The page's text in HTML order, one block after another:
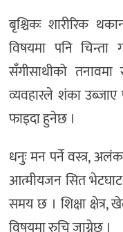
बृश्चिकः शारीरिक
विषयमा पनि
सँगीसाथीको
व्यवहारले शंका उब्जाए
फाइदा हुनेछ ।
धनुः मन पर्ने वस्त्र,
आत्मीयजन सित
समय छ । शिक्षा क्षेत्र,